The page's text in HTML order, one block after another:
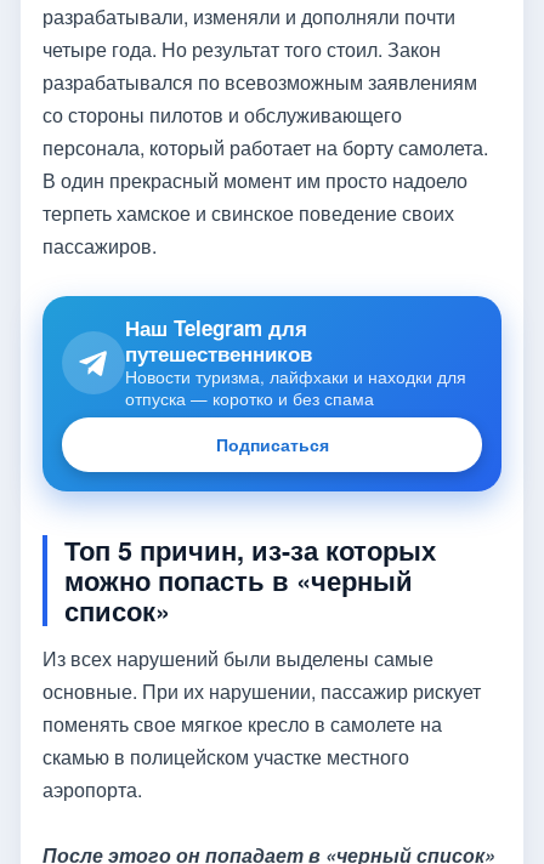
разрабатывали, изменяли и дополняли почти
четыре года. Но результат того стоил. Закон
разрабатывался по всевозможным заявлениям
со стороны пилотов и обслуживающего
персонала, который работает на борту самолета.
В один прекрасный момент им просто надоело
терпеть хамское и свинское поведение своих
пассажиров.
Наш Telegram для
путешественников
Новости туризма, лайфхаки и находки для
отпуска — коротко и без спама
Подписаться
Топ 5 причин, из-за которых
можно попасть в «черный
список»
Из всех нарушений были выделены самые
основные. При их нарушении, пассажир рискует
поменять свое мягкое кресло в самолете на
скамью в полицейском участке местного
аэропорта.
После этого он попадает в «черный список»